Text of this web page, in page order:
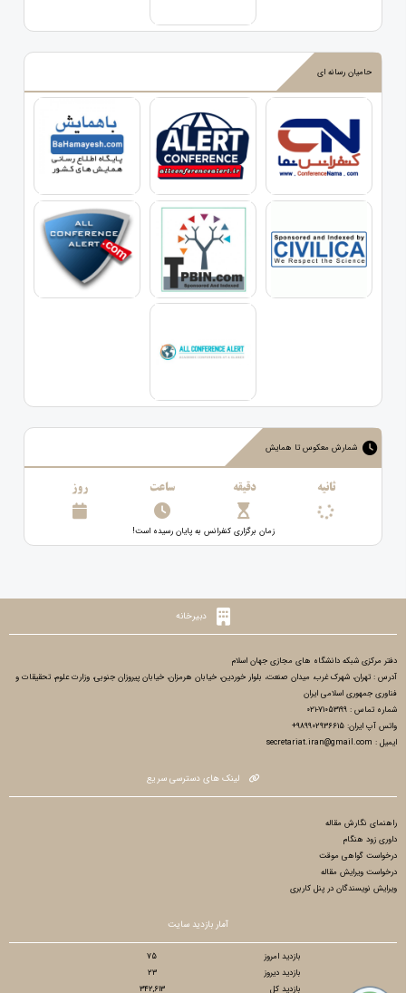
حامیان رسانه ای
شمارش معکوس تا همایش
ثانیه دقیقه ساعت روز
زمان برگزاری کنفرانس به پایان رسیده است!
دبیرخانه
دفتر مرکزی شبکه دانشگاه های مجازی جهان اسلام
آدرس : تهران، شهرک غرب، میدان صنعت، بلوار خوردین، خیابان هرمزان، خیابان پیروزان جنوبی، وزارت علوم، تحقیقات و
فناوری جمهوری اسلامی ایران
شماره تماس : 71053199-021
واتس آپ ایران: 989902936615+
ایمیل : secretariat.iran@gmail.com
لینک های دسترسی سریع
راهنمای نگارش مقاله
داوری زود هنگام
درخواست گواهی موقت
درخواست ویرایش مقاله
ویرایش نویسندگان در پنل کاربری
آمار بازدید سایت
بازدید امروز
75
بازدید دیروز
23
بازدید کل
342,613